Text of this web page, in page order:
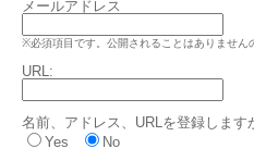
メールアドレス
※必須項目です。公開されることはありません
URL:
名前、アドレス、URLを登録します
Yes
No